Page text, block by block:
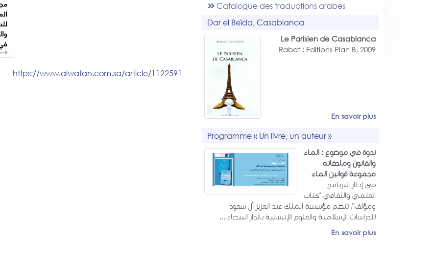
Catalogue des traductions arabes
Dar el Beïda, Casablanca
Le Parisien de Casablanca
Rabat : Editions Plan B, 2009
En savoir plus
Programme « Un livre, un auteur »
ندوة في موضوع : الماء
والقانون وملحقاته
مجموعة قوانين الماء
في إطار البرنامج
العلمي والثقافي "كتاب
ومؤلف"، تنظم مؤسسة الملك عبد العزيز آل سعود
للدراسات الإسلامية والعلوم الإنسانية بالدار البيضاء،...
En savoir plus
https://www.alwatan.com.sa/article/1122591